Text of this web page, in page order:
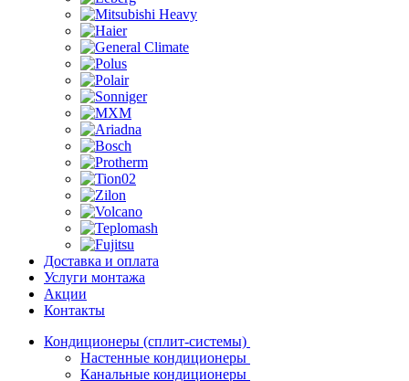
Доставка и оплата
Услуги монтажа
Акции
Контакты
Кондиционеры (сплит-системы)
Настенные кондиционеры
Канальные кондиционеры